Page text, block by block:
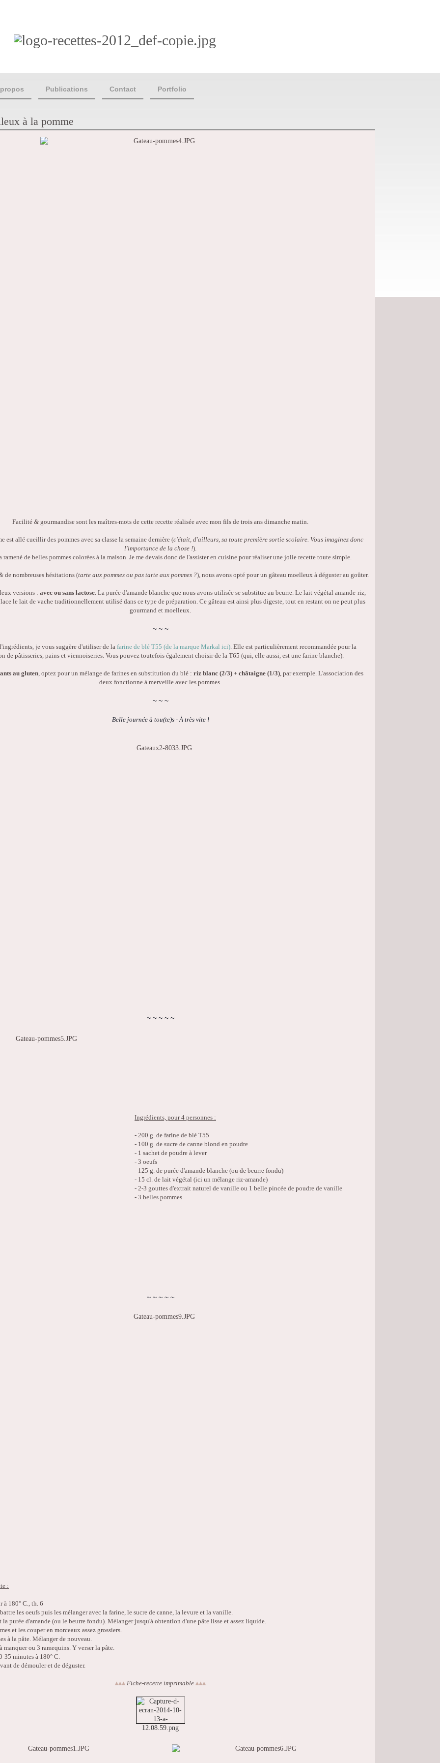
Publications Contact Portfolio
à la pomme
Facilité & gourmandise sont les maîtres-mots de cette recette réalisée avec mon fils de trois ans dimanche matin.
est allé cueillir des pommes avec sa classe la semaine dernière (c'était, d'ailleurs, sa toute première sortie scolaire. Vous imaginez donc
l'importance de la chose !).
ramené de belles pommes colorées à la maison. Je me devais donc de l'assister en cuisine pour réaliser une jolie recette toute simple.
de nombreuses hésitations (tarte aux pommes ou pas tarte aux pommes ?), nous avons opté pour un gâteau moelleux à déguster au goûter.
versions : avec ou sans lactose. La purée d'amande blanche que nous avons utilisée se substitue au beurre. Le lait végétal amande-riz,
le lait de vache traditionnellement utilisé dans ce type de préparation. Ce gâteau est ainsi plus digeste, tout en restant on ne peut plus
gourmand et moelleux.
~ ~ ~
je vous suggère d'utiliser de la farine de blé T55 (de la marque Markal ici). Elle est particulièrement recommandée pour la
de pâtisseries, pains et viennoiseries. Vous pouvez toutefois également choisir de la T65 (qui, elle aussi, est une farine blanche).
au gluten, optez pour un mélange de farines en substitution du blé : riz blanc (2/3) + châtaigne (1/3), par exemple. L'association des
deux fonctionne à merveille avec les pommes.
~ ~ ~
Belle journée à tou(te)s - À très vite !
~ ~ ~ ~ ~
Ingrédients, pour 4 personnes :
- 200 g. de farine de blé T55
- 100 g. de sucre de canne blond en poudre
- 1 sachet de poudre à lever
- 3 oeufs
- 125 g. de purée d'amande blanche (ou de beurre fondu)
- 15 cl. de lait végétal (ici un mélange riz-amande)
- 2-3 gouttes d'extrait naturel de vanille ou 1 belle pincée de poudre de vanille
- 3 belles pommes
~ ~ ~ ~ ~
:
à 180° C., th. 6
les oeufs puis les mélanger avec la farine, le sucre de canne, la levure et la vanille.
purée d'amande (ou le beurre fondu). Mélanger jusqu'à obtention d'une pâte lisse et assez liquide.
et les couper en morceaux assez grossiers.
à la pâte. Mélanger de nouveau.
manquer ou 3 ramequins. Y verser la pâte.
35 minutes à 180° C.
de démouler et de déguster.
▴▴▴ Fiche-recette imprimable ▴▴▴